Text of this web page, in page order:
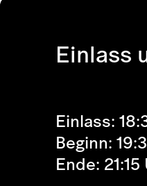
Einlass
Einlass:
Beginn:
Ende: